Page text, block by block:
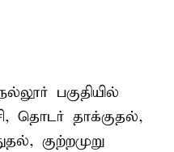
பகுதியில்
தொடர் தாக்குதல்,
குற்றமுறு